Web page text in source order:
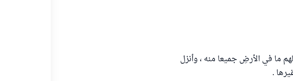
ما في الأرضِ جميعا منه ، وأنزل
.